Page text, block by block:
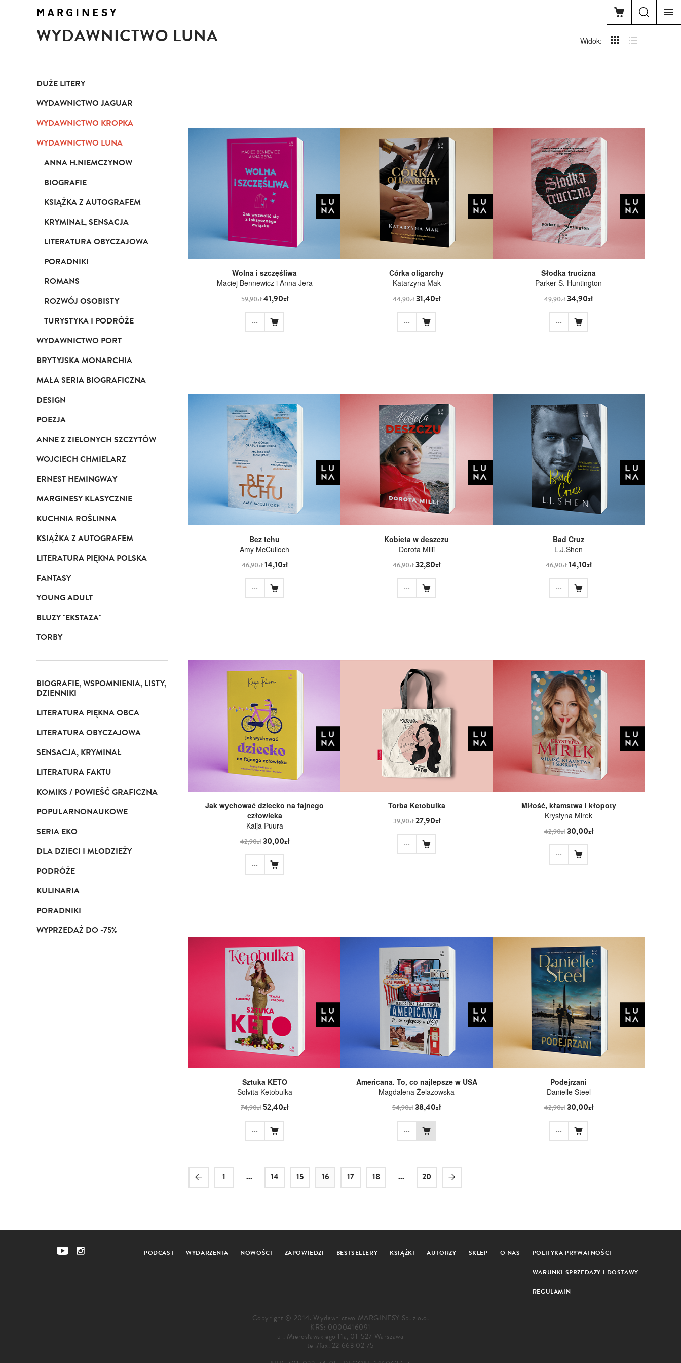
WYDAWNICTWO LUNA Widok:
DUŻE LITERY
WYDAWNICTWO JAGUAR
WYDAWNICTWO KROPKA
WYDAWNICTWO LUNA
ANNA H.NIEMCZYNOW
BIOGRAFIE
KSIĄŻKA Z AUTOGRAFEM
KRYMINAŁ, SENSACJA
LITERATURA OBYCZAJOWA
PORADNIKI
ROMANS
ROZWÓJ OSOBISTY
TURYSTYKA I PODRÓŻE
WYDAWNICTWO PORT
BRYTYJSKA MONARCHIA
MAŁA SERIA BIOGRAFICZNA
DESIGN
POEZJA
ANNE Z ZIELONYCH SZCZYTÓW
WOJCIECH CHMIELARZ
ERNEST HEMINGWAY
MARGINESY KLASYCZNIE
KUCHNIA ROŚLINNA
KSIĄŻKA Z AUTOGRAFEM
LITERATURA PIĘKNA POLSKA
FANTASY
YOUNG ADULT
BLUZY "EKSTAZA"
TORBY
BIOGRAFIE, WSPOMNIENIA, LISTY,
DZIENNIKI
LITERATURA PIĘKNA OBCA
LITERATURA OBYCZAJOWA
SENSACJA, KRYMINAŁ
LITERATURA FAKTU
KOMIKS / POWIEŚĆ GRAFICZNA
POPULARNONAUKOWE
SERIA EKO
DLA DZIECI I MŁODZIEŻY
PODRÓŻE
KULINARIA
PORADNIKI
WYPRZEDAŻ DO -75%
Wolna i szczęśliwa
Maciej Bennewicz i Anna Jera
59,90zł41,90zł
...
Córka oligarchy
Katarzyna Mak
44,90zł31,40zł
...
Słodka trucizna
Parker S. Huntington
49,90zł34,90zł
...
Bez tchu
Amy McCulloch
46,90zł14,10zł
...
Kobieta w deszczu
Dorota Milli
46,90zł32,80zł
...
Bad Cruz
L.J.Shen
46,90zł14,10zł
...
Jak wychować dziecko na fajnego
człowieka
Kaija Puura
42,90zł30,00zł
...
Torba Ketobulka
39,90zł27,90zł
...
Miłość, kłamstwa i kłopoty
Krystyna Mirek
42,90zł30,00zł
...
Sztuka KETO
Solvita Ketobulka
74,90zł52,40zł
...
Americana. To, co najlepsze w USA
Magdalena Żelazowska
54,90zł38,40zł
...
Podejrzani
Danielle Steel
42,90zł30,00zł
...
1 ... 14 15 16 17 18 ... 20
PODCAST WYDARZENIA NOWOŚCI ZAPOWIEDZI BESTSELLERY KSIĄŻKI AUTORZY SKLEP O NAS POLITYKA PRYWATNOŚCI
WARUNKI SPRZEDAŻY I DOSTAWY
REGULAMIN
Copyright © 2014. Wydawnictwo MARGINESY Sp. z o.o.
KRS: 0000416091
ul. Mierosławskiego 11a, 01-527 Warszawa
tel./fax. 22 663 02 75